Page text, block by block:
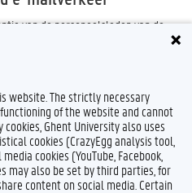
van de personeelsleden van de
of
website. The strictly necessary
of the website and cannot
Ghent University also uses
cookies (CrazyEgg analysis tool,
cookies (YouTube, Facebook,
may also be set by third parties, for
content on social media. Certain